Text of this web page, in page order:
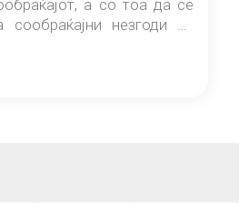
а со тоа да се
незгоди на